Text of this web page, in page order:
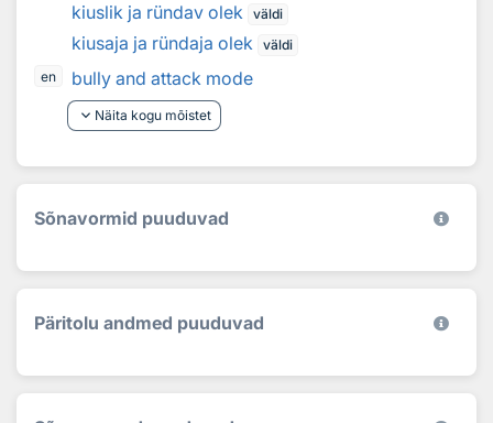
kiuslik ja ründav olek väldi
kiusaja ja ründaja olek väldi
en
bully and attack mode
keyboard_arrow_down Näita kogu mõistet
Sõnavormid puuduvad
Päritolu andmed puuduvad